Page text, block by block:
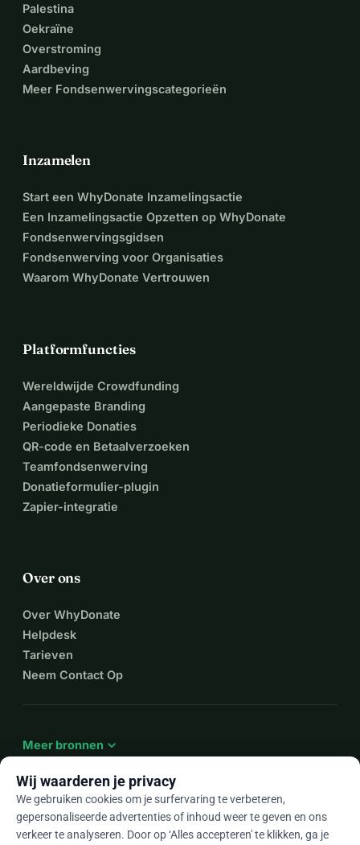
Palestina
Oekraïne
Overstroming
Aardbeving
Meer Fondsenwervingscategorieën
Inzamelen
Start een WhyDonate Inzamelingsactie
Een Inzamelingsactie Opzetten op WhyDonate
Fondsenwervingsgidsen
Fondsenwerving voor Organisaties
Waarom WhyDonate Vertrouwen
Platformfuncties
Wereldwijde Crowdfunding
Aangepaste Branding
Periodieke Donaties
QR-code en Betaalverzoeken
Teamfondsenwerving
Donatieformulier-plugin
Zapier-integratie
Over ons
Over WhyDonate
Helpdesk
Tarieven
Neem Contact Op
Meer bronnen expand_more
Nlarrow_drop_down
Wij waarderen je privacy
We gebruiken cookies om je surfervaring te verbeteren,
gepersonaliseerde advertenties of inhoud weer te geven en ons
verkeer te analyseren. Door op ‘Alles accepteren' te klikken, ga je